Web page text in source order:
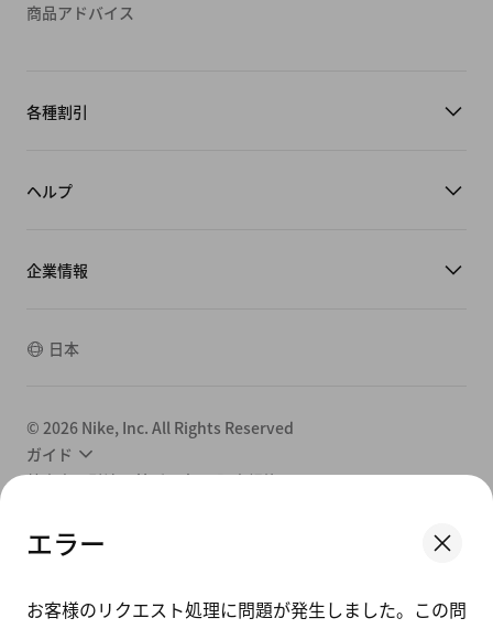
We think you are in United States.
エラー
お客様のリクエスト処理に問題が発生しました。この問
商品アドバイス
各種割引
ヘルプ
企業情報
日本
© 2026 Nike, Inc. All Rights Reserved
ガイド
特定商取引法に基づく表示/販売規約
プライバシーポリシー
プライバシー設定